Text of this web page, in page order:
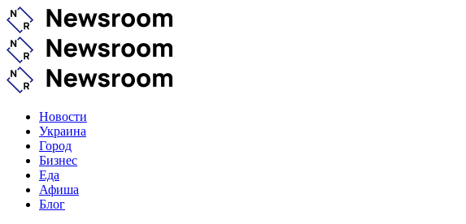
Новости
Украина
Город
Бизнес
Еда
Афиша
Блог